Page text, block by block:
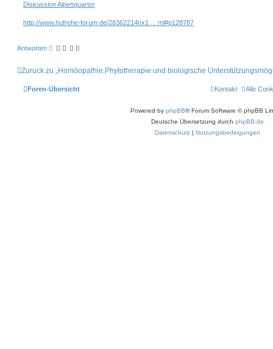
Diskussion Alpenquarter
http://www.hufrehe-forum.de/28362214nx1 ... ml#p128787
Antworten
Zurück zu „Homöopathie,Phytotherapie und biologische
Foren-Übersicht Alle
Kontakt
Powered by phpBB® Forum Software © phpBB
Deutsche Übersetzung durch phpBB.de
Datenschutz
Nutzungsbedingungen